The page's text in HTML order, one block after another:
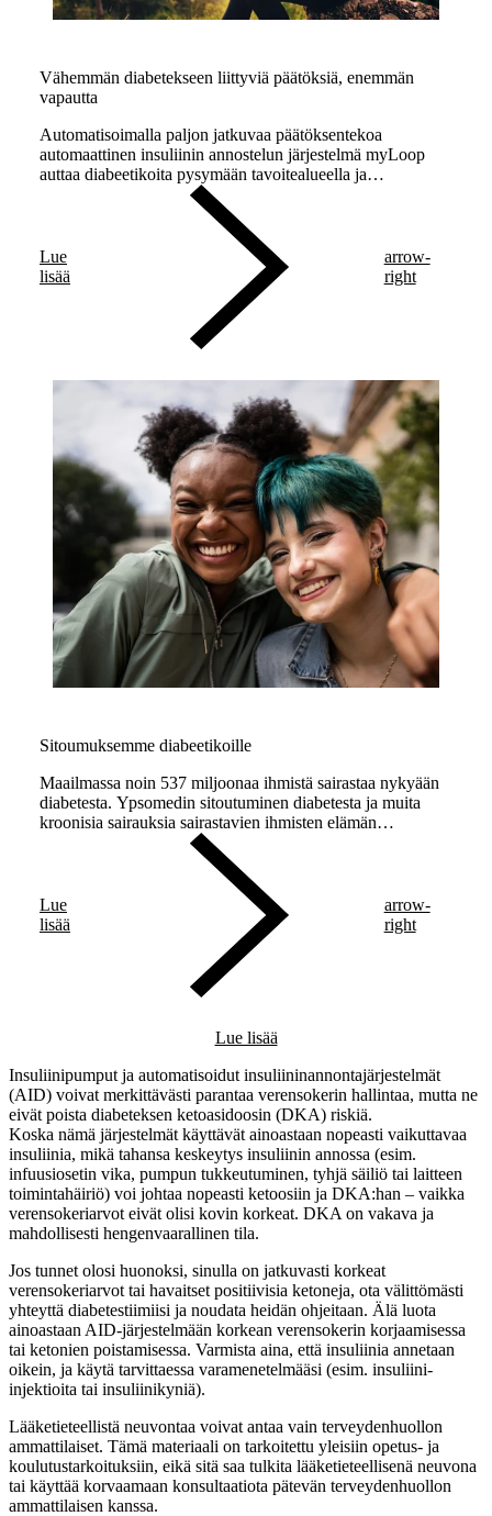
Vähemmän diabetekseen liittyviä päätöksiä, enemmän
vapautta
Automatisoimalla paljon jatkuvaa päätöksentekoa
automaattinen insuliinin annostelun järjestelmä myLoop
auttaa diabeetikoita pysymään tavoitealueella ja
vähentämään diabeteksen hallintaan tarvittavaa aikaa.
Lue
lisää
arrow-
right
Sitoumuksemme diabeetikoille
Maailmassa noin 537 miljoonaa ihmistä sairastaa nykyään
diabetesta. Ypsomedin sitoutuminen diabetesta ja muita
kroonisia sairauksia sairastavien ihmisten elämän
parantamiseen ei rajoitu vain maailman
diabeteskuukauteen, vaan se on ympärivuotinen sitoumus.
Lue
lisää
arrow-
right
Lue lisää
Insuliinipumput ja automatisoidut insuliininannontajärjestelmät
(AID) voivat merkittävästi parantaa verensokerin hallintaa, mutta ne
eivät poista diabeteksen ketoasidoosin (DKA) riskiä.
Koska nämä järjestelmät käyttävät ainoastaan nopeasti vaikuttavaa
insuliinia, mikä tahansa keskeytys insuliinin annossa (esim.
infuusiosetin vika, pumpun tukkeutuminen, tyhjä säiliö tai laitteen
toimintahäiriö) voi johtaa nopeasti ketoosiin ja DKA:han – vaikka
verensokeriarvot eivät olisi kovin korkeat. DKA on vakava ja
mahdollisesti hengenvaarallinen tila.
Jos tunnet olosi huonoksi, sinulla on jatkuvasti korkeat
verensokeriarvot tai havaitset positiivisia ketoneja, ota välittömästi
yhteyttä diabetestiimiisi ja noudata heidän ohjeitaan. Älä luota
ainoastaan AID-järjestelmään korkean verensokerin korjaamisessa
tai ketonien poistamisessa. Varmista aina, että insuliinia annetaan
oikein, ja käytä tarvittaessa varamenetelmääsi (esim. insuliini-
injektioita tai insuliinikyniä).
Lääketieteellistä neuvontaa voivat antaa vain terveydenhuollon
ammattilaiset. Tämä materiaali on tarkoitettu yleisiin opetus- ja
koulutustarkoituksiin, eikä sitä saa tulkita lääketieteellisenä neuvona
tai käyttää korvaamaan konsultaatiota pätevän terveydenhuollon
ammattilaisen kanssa.